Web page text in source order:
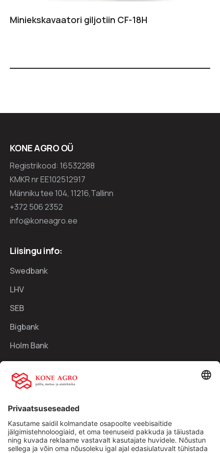
Miniekskavaatori giljotiin CF-18H
KONE AGRO OÜ
Registrikood: 16532288
KMKR nr EE102512917
Männiku tee 104, 11216,Tallinn
+372 506 2352
info@koneagro.ee
Liisingu info:
Swedbank
LHV
SEB
Bigbank
Holm Bank
Kiirlingid:
Traktorid
Kasutatud tehnika
Kontakt